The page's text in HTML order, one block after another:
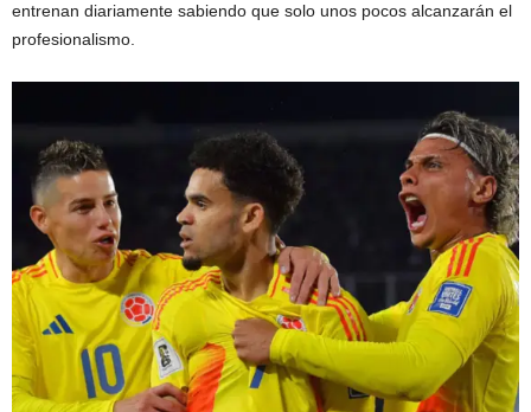
entrenan diariamente sabiendo que solo unos pocos alcanzarán el
profesionalismo.